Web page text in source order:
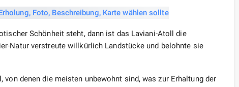
Schönheit steht, dann ist das Laviani-Atoll die
Natur verstreute willkürlich Landstücke und belohnte sie
denen die meisten unbewohnt sind, was zur Erhaltung der